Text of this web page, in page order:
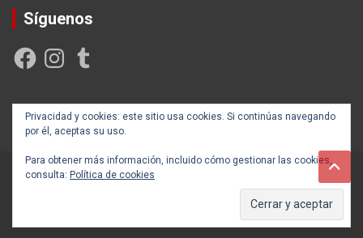
Síguenos
FacebookInstagramTumblr
Privacidad y cookies: este sitio usa cookies. Si continúas navegando
por él, aceptas su uso.
Para obtener más información, incluido cómo gestionar las cookies,
consulta: Política de cookies
Creada y posicionada por Rogama Informática
Autoayúdate